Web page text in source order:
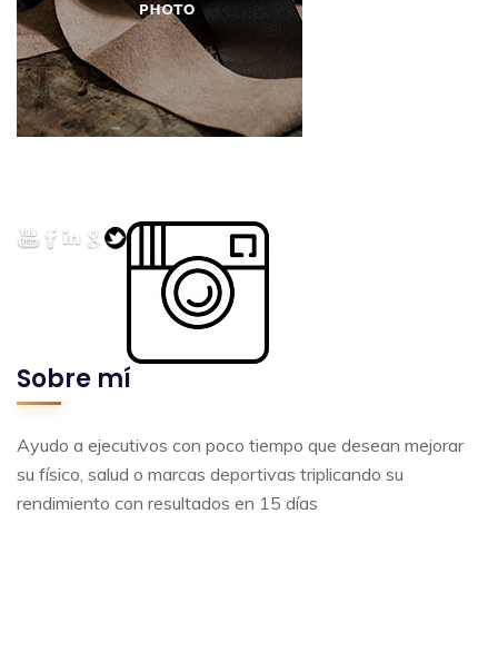
Sobre mí
Ayudo a ejecutivos con poco tiempo que desean mejorar
su físico, salud o marcas deportivas triplicando su
rendimiento con resultados en 15 días